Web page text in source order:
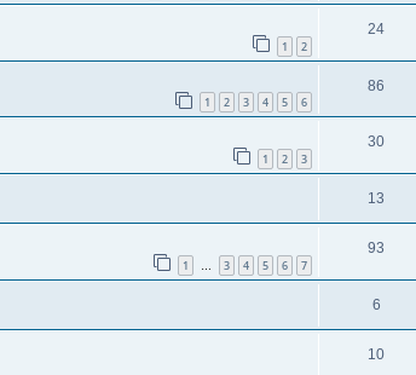
1 2
24
1 2 3 4 5 6
86
1 2 3
30
13
1 … 3 4 5 6 7
93
6
10